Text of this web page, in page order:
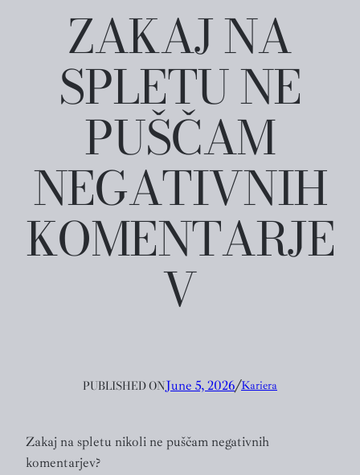
ZAKAJ NA
SPLETU NE
PUŠČAM
NEGATIVNIH
KOMENTARJE
V
PUBLISHED ONJune 5, 2026╱Kariera
Zakaj na spletu nikoli ne puščam negativnih
komentarjev?